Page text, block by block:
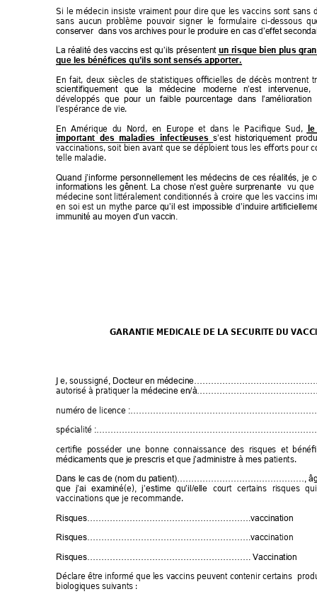
Si le médecin insiste vraiment pour dire que les vaccins sont sans
sans  aucun problème pouvoir signer le  formulaire  ci-dessous
conserver  dans vos archives pour le produire en cas d’effet
La réalité des vaccins est qu’ils présentent un risque bien plus
que les bénéfices qu’ils sont sensés apporter.
En fait, deux siècles de statistiques officielles de décès montrent
scientifiquement que la médecine moderne n’est intervenue,
développés que  pour un  faible  pourcentage dans l’amélioration
l’espérance de vie.
En  Amérique  du  Nord,  en  Europe  et  dans  le  Pacifique  Sud,
important des maladies  infectieuses s’est historiquement
vaccinations, soit bien avant que sedéploient tous les efforts pour
telle maladie.
Quand j’informe personnellement les médecins de ces réalités, je
informations les gênent. La chose n’est guère surprenante vu que
médecine sont littéralement conditionnés à croire que les vaccins
en soi est un mythe parce qu’il est impossible d’induire
immunité au moyen d’un vaccin.
GARANTIE MEDICALE DE LA SECURITE DU
Je, soussigné, Docteur en
autorisé à pratiquer la médecine en/
numéro de licence
spécialité
certifie  posséder une  bonne connaissance des  risques  et
médicaments que je prescris et que j’administre à mes patients.
Dans le cas de (nom du patient)………………………………………,
que j’ai examiné(e), j’estime qu’il/elle court certains risques
vaccinations que je recommande.
Risques………………………………………………….vaccination
Risques………………………………………………….vaccination
Risques…………………………………………………. Vaccination
Déclare être informé que les vaccins peuvent contenir certains
biologiques suivants :